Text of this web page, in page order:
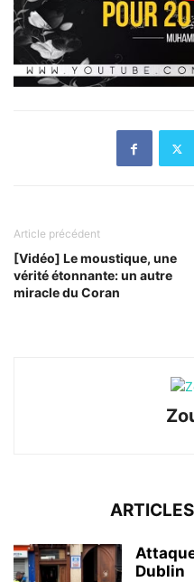
Article précédent
[Vidéo] Le moustique, une
vérité étonnante: un autre
miracle du Coran
Dublin